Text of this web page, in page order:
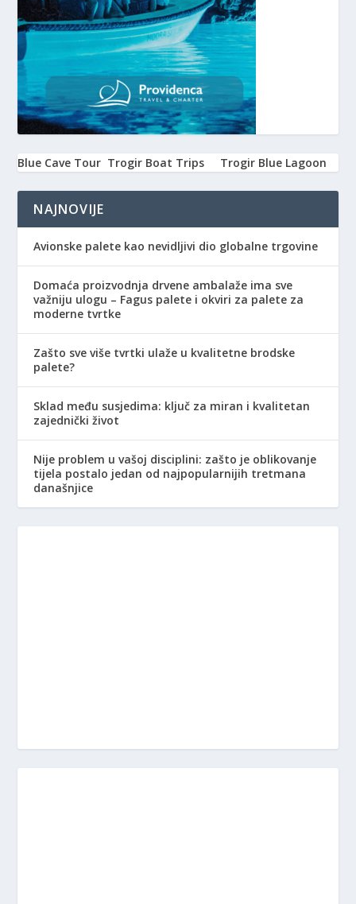
Blue Cave Tour Trogir Boat Trips Trogir Blue Lagoon
NAJNOVIJE
Avionske palete kao nevidljivi dio globalne trgovine
Domaća proizvodnja drvene ambalaže ima sve
važniju ulogu – Fagus palete i okviri za palete za
moderne tvrtke
Zašto sve više tvrtki ulaže u kvalitetne brodske
palete?
Sklad među susjedima: ključ za miran i kvalitetan
zajednički život
Nije problem u vašoj disciplini: zašto je oblikovanje
tijela postalo jedan od najpopularnijih tretmana
današnjice